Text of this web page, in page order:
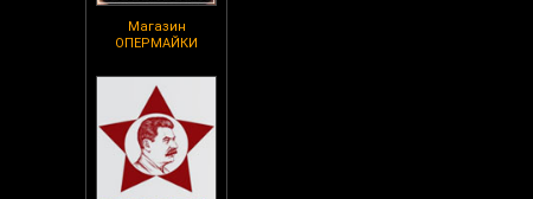
Магазин
ОПЕРМАЙКИ